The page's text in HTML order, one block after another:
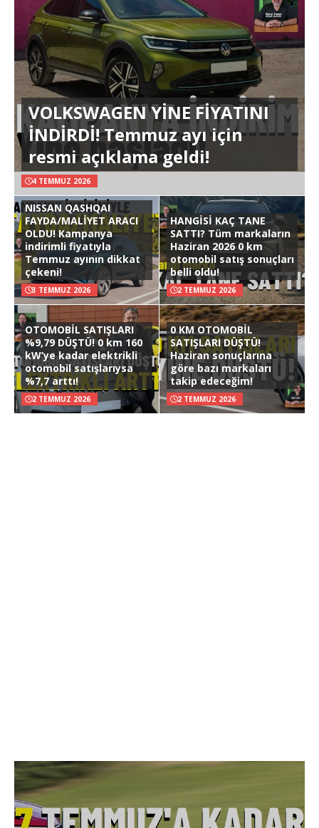
VOLKSWAGEN YİNE FİYATINI
İNDİRDİ! Temmuz ayı için
resmi açıklama geldi!
4 TEMMUZ 2026
NISSAN QASHQAI
FAYDA/MALİYET ARACI
OLDU! Kampanya
indirimli fiyatıyla
Temmuz ayının dikkat
çekeni!
3 TEMMUZ 2026
HANGİSİ KAÇ TANE
SATTI? Tüm markaların
Haziran 2026 0 km
otomobil satış sonuçları
belli oldu!
2 TEMMUZ 2026
OTOMOBİL SATIŞLARI
%9,79 DÜŞTÜ! 0 km 160
kW’ye kadar elektrikli
otomobil satışlarıysa
%7,7 arttı!
2 TEMMUZ 2026
0 KM OTOMOBİL
SATIŞLARI DÜŞTÜ!
Haziran sonuçlarına
göre bazı markaları
takip edeceğim!
2 TEMMUZ 2026